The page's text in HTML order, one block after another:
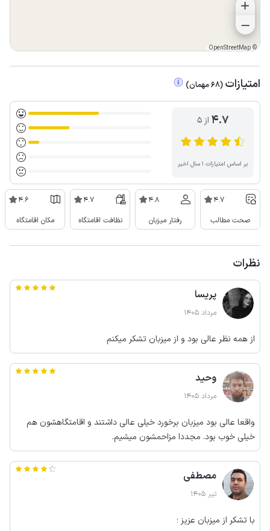
©
OpenStreetMap
امتیازات (
68مهمان)
4.7 از ۵
بر اساس امتیازات ۱ سال اخیر
4.7
صحت مطالب
4.8
رفتار میزبان
4.7
نظافت اقامتگاه
4.6
مکان اقامتگاه
نظرات
پریسا
مرداد 1405
از همه نظر عالی بود و از میزبان تشکر میکنم
وحید
مرداد 1405
واقعا عالی بود میزبان برخورد خیلی عالی داشتند و اقامتگاهشون هم
خیلی خوب بود. مجددا مزاحمشون میشیم.
مصطفی
تیر 1405
با تشکر از میزبان عزیز ؛